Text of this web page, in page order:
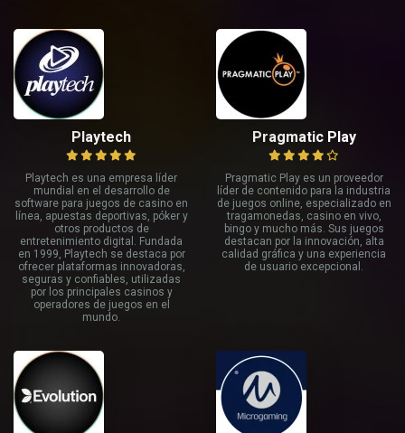
Playtech
Playtech es una empresa líder
mundial en el desarrollo de
software para juegos de casino en
línea, apuestas deportivas, póker y
otros productos de
entretenimiento digital. Fundada
en 1999, Playtech se destaca por
ofrecer plataformas innovadoras,
seguras y confiables, utilizadas
por los principales casinos y
operadores de juegos en el
mundo.
Pragmatic Play
Pragmatic Play es un proveedor
líder de contenido para la industria
de juegos online, especializado en
tragamonedas, casino en vivo,
bingo y mucho más. Sus juegos
destacan por la innovación, alta
calidad gráfica y una experiencia
de usuario excepcional.